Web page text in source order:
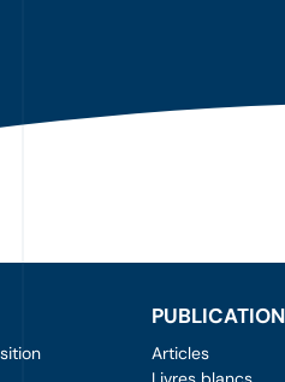
Articles